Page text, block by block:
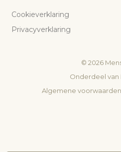
Cookieverklaring
Privacyverklaring
© 2026
Onderdeel van
Algemene voorwaarden